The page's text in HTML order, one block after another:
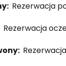
Rezerwacja
Rezerwacja